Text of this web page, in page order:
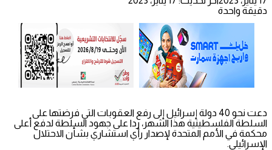
دقيقة واحدة
دعت نحو 40 دولة إسرائيل إلى رفع العقوبات التي فرضتها على
السلطة الفلسطينية هذا الشهر، ردا على جهود السلطة لدفع أعلى
محكمة في الأمم المتحدة لإصدار رأي استشاري بشأن الاحتلال
الإسرائيلي.